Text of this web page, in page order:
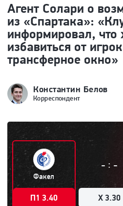
Агент Солари о
из «Спартака»:
информировал, что
избавиться от
трансферное окно»
Константин Белов
Корреспондент
Факел
П1 3.40
- : -
X 3.30